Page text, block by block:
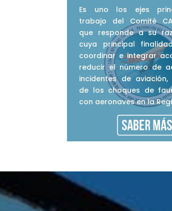
Es uno los ejes
trabajo del Comité
que responde a su
cuya principal
coordinar e integrar
reducir el número de
incidentes de aviación,
de los choques de
con aeronaves en la